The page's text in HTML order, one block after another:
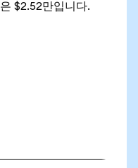
$2.52만입니다.